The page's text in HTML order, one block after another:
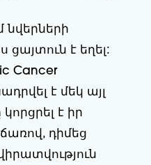
նվերների
է եղել:
Cancer
է մեկ այլ
է իր
դիմեց